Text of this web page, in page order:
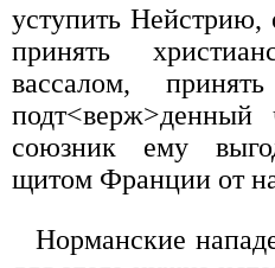
уступить Нейстрию,
принять
вассалом,
союзник ему
щитом Франции от
Норманские